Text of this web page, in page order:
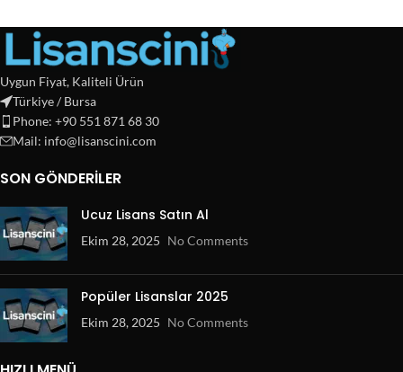
Uygun Fiyat, Kaliteli Ürün
Türkiye / Bursa
Phone: +90 551 871 68 30
Mail: info@lisanscini.com
SON GÖNDERILER
Ucuz Lisans Satın Al
Ekim 28, 2025 No Comments
Popüler Lisanslar 2025
Ekim 28, 2025 No Comments